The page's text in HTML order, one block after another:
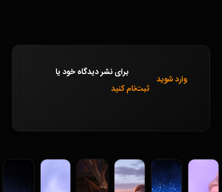
برای نشر دیدگاه خود
وارد شوید
یا
ثبت‌نام کنید